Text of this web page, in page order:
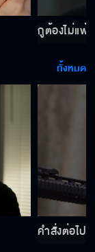
กูต้องไม่แพ้
คำสั่งต่อไป
ทั้งหมด